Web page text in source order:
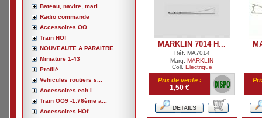
Bateau, navire, mari...
Radio commande
Accessoires OO
Train HOf
NOUVEAUTE A PARAITRE...
Miniature 1-43
Profilé
Vehicules routiers s...
Accessoires ech I
Train OO9 -1:76ème a...
Accessoires HOf
MARKLIN 7014 H...
Réf. MA7014
Marq. MARKLIN
Coll. Electrique
Prix de vente :
1,50 €